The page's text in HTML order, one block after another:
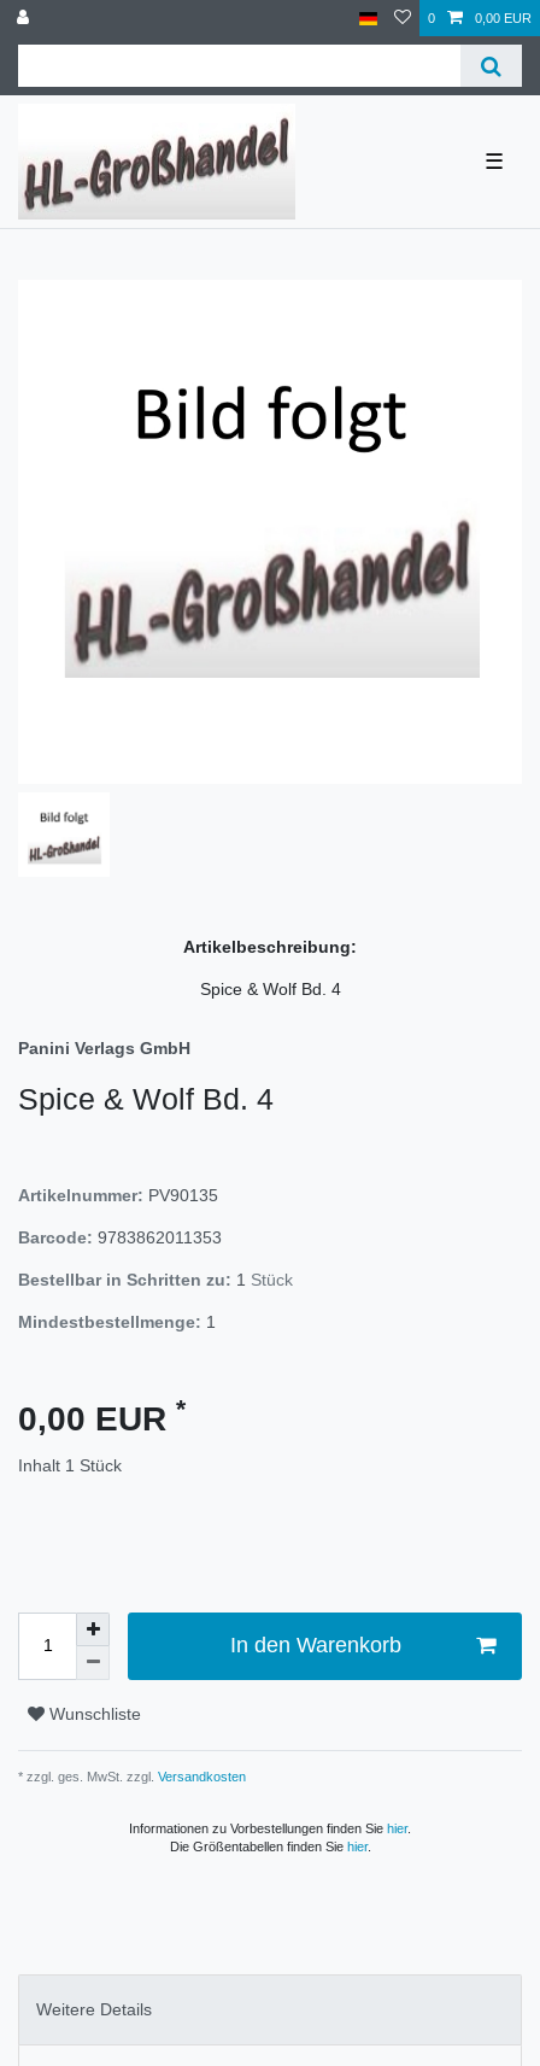
0 0,00 EUR
☰
Artikelbeschreibung:
Spice & Wolf Bd. 4
Panini Verlags GmbH
Spice & Wolf Bd. 4
Artikelnummer: PV90135
Barcode: 9783862011353
Bestellbar in Schritten zu: 1 Stück
Mindestbestellmenge: 1
0,00 EUR *
Inhalt 1 Stück
In den Warenkorb
Wunschliste
* zzgl. ges. MwSt. zzgl. Versandkosten
Informationen zu Vorbestellungen finden Sie hier.
Die Größentabellen finden Sie hier.
Weitere Details